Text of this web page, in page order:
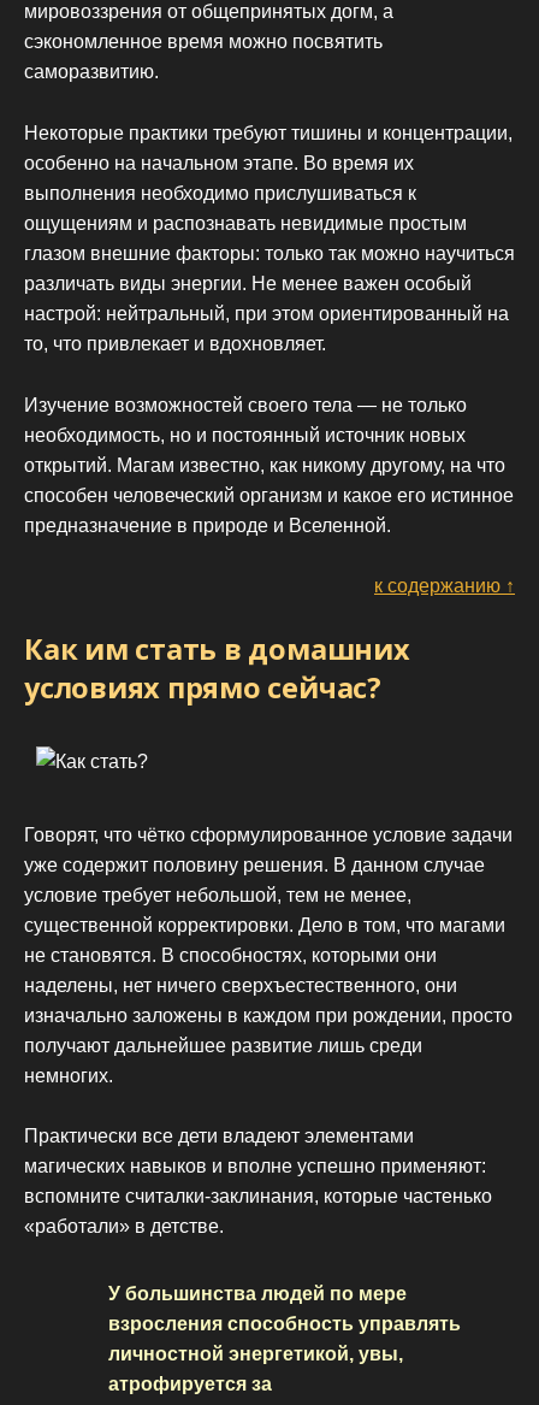
мировоззрения от общепринятых догм, а
сэкономленное время можно посвятить
саморазвитию.
Некоторые практики требуют тишины и концентрации,
особенно на начальном этапе. Во время их
выполнения необходимо прислушиваться к
ощущениям и распознавать невидимые простым
глазом внешние факторы: только так можно научиться
различать виды энергии. Не менее важен особый
настрой: нейтральный, при этом ориентированный на
то, что привлекает и вдохновляет.
Изучение возможностей своего тела — не только
необходимость, но и постоянный источник новых
открытий. Магам известно, как никому другому, на что
способен человеческий организм и какое его истинное
предназначение в природе и Вселенной.
к содержанию ↑
Как им стать в домашних
условиях прямо сейчас?
Говорят, что чётко сформулированное условие задачи
уже содержит половину решения. В данном случае
условие требует небольшой, тем не менее,
существенной корректировки. Дело в том, что магами
не становятся. В способностях, которыми они
наделены, нет ничего сверхъестественного, они
изначально заложены в каждом при рождении, просто
получают дальнейшее развитие лишь среди
немногих.
Практически все дети владеют элементами
магических навыков и вполне успешно применяют:
вспомните считалки-заклинания, которые частенько
«работали» в детстве.
У большинства людей по мере
взросления способность управлять
личностной энергетикой, увы,
атрофируется за